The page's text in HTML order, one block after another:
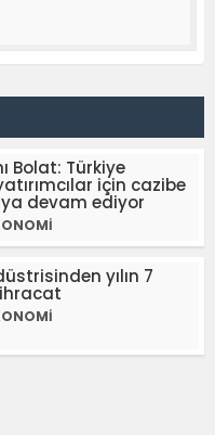
Bolat: Türkiye
için cazibe
devam ediyor
yılın 7